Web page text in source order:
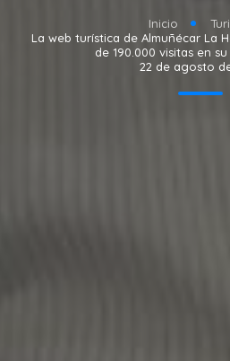
Inicio
La web turística de Almuñécar La
de 190.000 visitas en
22 de agosto